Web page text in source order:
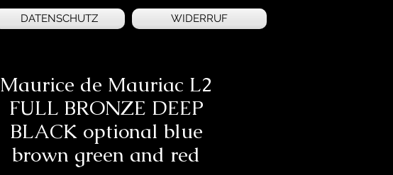
DATENSCHUTZ WIDERRUF
Maurice de Mauriac L2
FULL BRONZE DEEP
BLACK optional blue
brown green and red